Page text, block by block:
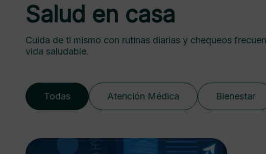
Salud en casa
Cuida de ti mismo con rutinas diarias y chequeos
vida saludable.
Todas Atención Médica Bienestar